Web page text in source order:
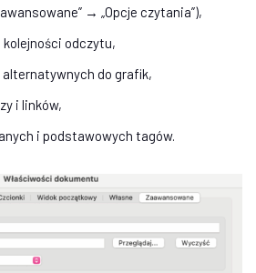
→ „Opcje czytania”),
odczytu,
do grafik,
i linków,
i podstawowych tagów.